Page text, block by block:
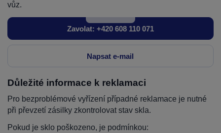
vůz.
Zavolat: +420 608 110 071
Napsat e-mail
Důležité informace k reklamaci
Pro bezproblémové vyřízení případné reklamace je nutné
při převzetí zásilky zkontrolovat stav skla.
Pokud je sklo poškozeno, je podmínkou: